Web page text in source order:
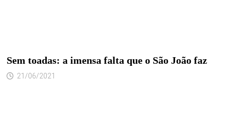
Sem toadas: a imensa falta que o São João faz
21/06/2021